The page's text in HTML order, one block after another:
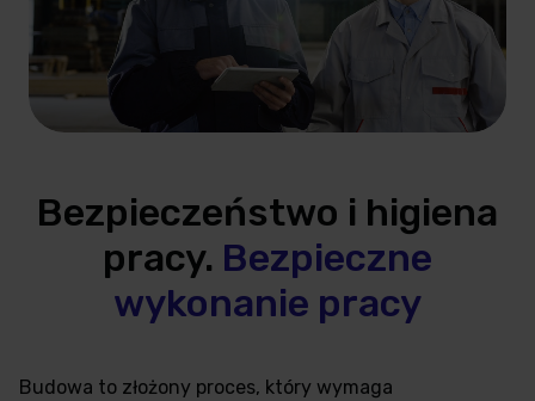
Bezpieczeństwo i higiena
pracy. Bezpieczne
wykonanie pracy
Budowa to złożony proces, który wymaga